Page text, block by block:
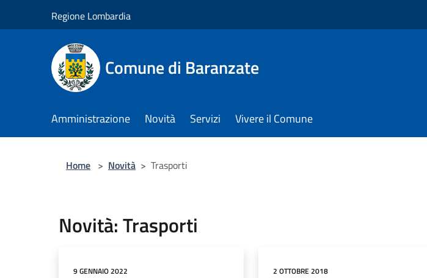
Regione Lombardia
Comune di Baranzate
Amministrazione Novità Servizi Vivere il Comune
Home > Novità > Trasporti
Novità: Trasporti
9 GENNAIO 2022 2 OTTOBRE 2018